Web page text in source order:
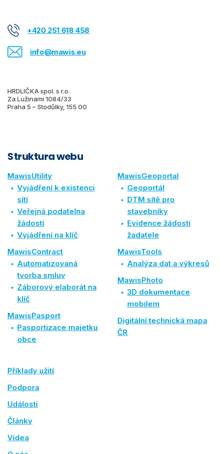
+420 251 618 458
info@mawis.eu
HRDLIČKA spol. s r.o.
Za Lužinami 1084/33
Praha 5 – Stodůlky, 155 00
Struktura webu
MawisUtility
Vyjádření k existenci
sítí
Veřejná podatelna
žádostí
Vyjádření na klíč
MawisContract
Automatizovaná
tvorba smluv
Záborový elaborát na
klíč
MawisPasport
Pasportizace majetku
obce
MawisGeoportal
Geoportál
DTM sítě pro
stavebníky
Evidence žádostí
žadatele
MawisTools
Analýza dat a výkresů
MawisPhoto
3D dokumentace
mobilem
Digitální technická mapa
ČR
Příklady užití
Podpora
Události
Články
Videa